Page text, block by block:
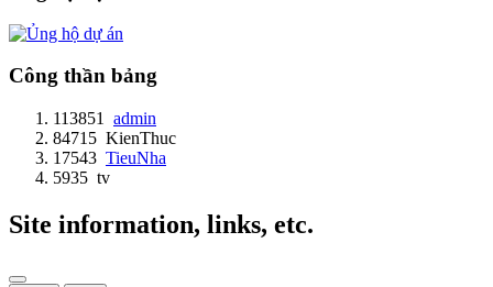
Công thần bảng
113851
admin
84715 KienThuc
17543 TieuNha
5935 tv
Site information, links, etc.